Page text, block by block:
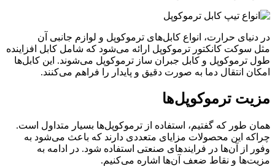
در دنیای حرارت، انواع کابل‌های ترموکوپل و لوازم جانبی آن
مثل سوکت کانکتور ترموکوپل ارائه می‌شود که شامل کابل افزاینده
طول ترموکوپل و کابل جبران ساز ترموکوپل می‌شوند. این کابل‌ها
امکان انتقال دما به صورت دقیق و پایدار را فراهم می‌کنند.
مزیت ترموکوپل‌ها
همان طور که گفتیم، استفاده از ترموکوپل‌ها بسیار متداول است.
چراکه این محصولات مزایای متعددی دارند که باعث می‌شود به
وفور از آن‌ها در فرایندهای صنعتی استفاده شود. در ادامه به
مزیت‌ها و نقاط ضعف آن‌ها اشاره می‌کنیم.